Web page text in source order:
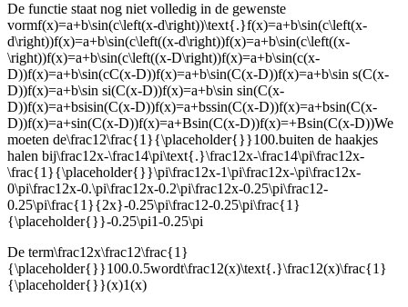
De functie staat nog niet volledig in de gewenste
vormf(x)=a+b\sin(c\left(x-d\right))\text{.}f(x)=a+b\sin(c\left(x-
d\right))f(x)=a+b\sin(c\left((x-d\right))f(x)=a+b\sin(c\left((x-
\right))f(x)=a+b\sin(c\left((x-D\right))f(x)=a+b\sin(c(x-
D))f(x)=a+b\sin(cC(x-D))f(x)=a+b\sin(C(x-D))f(x)=a+b\sin s(C(x-
D))f(x)=a+b\sin si(C(x-D))f(x)=a+b\sin sin(C(x-
D))f(x)=a+bsisin(C(x-D))f(x)=a+bssin(C(x-D))f(x)=a+bsin(C(x-
D))f(x)=a+sin(C(x-D))f(x)=a+Bsin(C(x-D))f(x)=+Bsin(C(x-D))We
moeten de\frac12\frac{1}{\placeholder{}}100.buiten de haakjes
halen bij\frac12x-\frac14\pi\text{.}\frac12x-\frac14\pi\frac12x-
\frac{1}{\placeholder{}}\pi\frac12x-1\pi\frac12x-\pi\frac12x-
0\pi\frac12x-0.\pi\frac12x-0.2\pi\frac12x-0.25\pi\frac12-
0.25\pi\frac{1}{2x}-0.25\pi\frac12-0.25\pi\frac{1}
{\placeholder{}}-0.25\pi1-0.25\pi
De term\frac12x\frac12\frac{1}
{\placeholder{}}100.0.5wordt\frac12(x)\text{.}\frac12(x)\frac{1}
{\placeholder{}}(x)1(x)